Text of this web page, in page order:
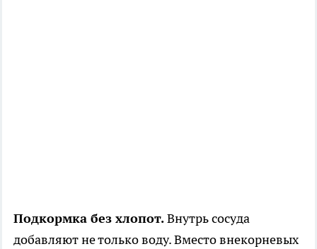
Подкормка без хлопот.Внутрь сосуда
добавляют не только воду. Вместо внекорневых